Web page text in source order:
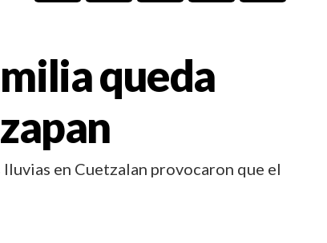
queda
en Cuetzalan provocaron que el